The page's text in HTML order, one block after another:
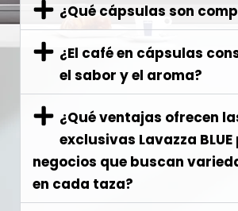
¿Qué cápsulas son
¿El café en cápsulas
el sabor y el aroma?
¿Qué ventajas ofrecen
exclusivas Lavazza
negocios que buscan
en cada taza?